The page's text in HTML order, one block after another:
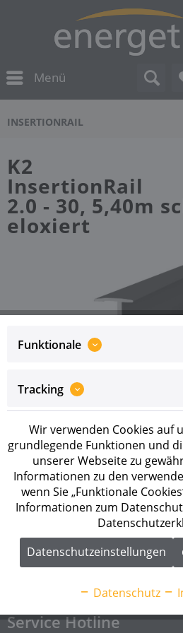
Menü
INSERTIONRAIL
K2
InsertionRail
2.0 - 30, 5,40m
eloxiert
Geschäftskunde sichtbar.
Merken
Artikel-Nr.: 2004086
Beschreibung
K2 InsertionRail 2.0 - 30,
(Auslaufartikel! Nachfolge:...
Service Hotline
Funktionale
Tracking
Wir verwenden Cookies auf
grundlegende Funktionen und
unserer Webseite zu
Informationen zu den
wenn Sie „Funktionale
Informationen zum
Datenschutzeinstellungen
Datenschutz